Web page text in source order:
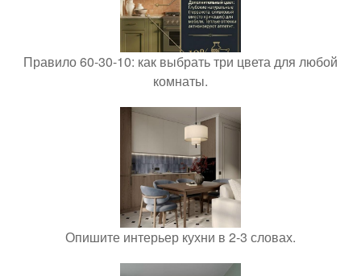
Правило 60-30-10: как выбрать три цвета для любой
комнаты.
Опишите интерьер кухни в 2-3 словах.